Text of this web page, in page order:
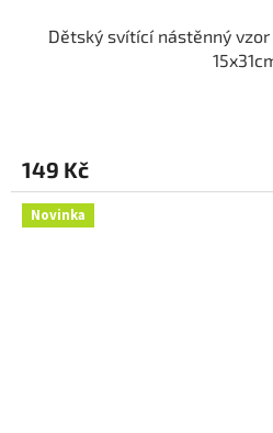
Dětský svítící nástěnný
149 Kč
Novinka